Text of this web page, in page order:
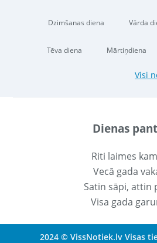
Dzimšanas diena Vārda
Tēva diena Mārtiņdiena
Visi
Dienas
Riti laimes
Vecā gada
Satin sāpi, attin
Visa gada
2024 © VissNotiek.lv Visas